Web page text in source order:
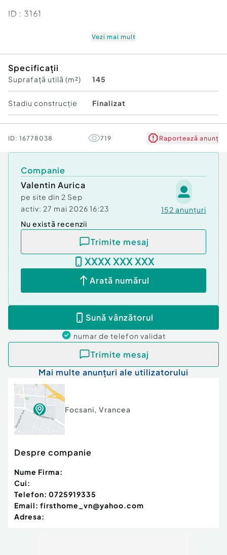
ID : 3161
An finalizare construcție: 1977
Vitrină: 10 m
Stadiu construcţie:Finalizat
Înălţime spaţiu: 3 m
Număr încăperi: 1
Număr Grupuri Sanitare: 1
Tip imobil:
Centru comercial
Vezi mai mult
Specificații
Suprafață utilă (m²) 145
Stadiu construcţie Finalizat
ID: 16778038 719 Raportează anunț
Companie
Valentin Aurica
pe site din 2 Sep
activ: 27 mai 2026 16:23 152 anunțuri
Nu există recenzii
Trimite mesaj
XXXX XXX XXX
Arată numărul
Sună vânzătorul
numar de telefon validat
Trimite mesaj
Mai multe anunțuri ale utilizatorului
Focsani, Vrancea
Despre companie
Nume Firma:
Cui:
Telefon: 0725919335
Email: firsthome_vn@yahoo.com
Adresa: